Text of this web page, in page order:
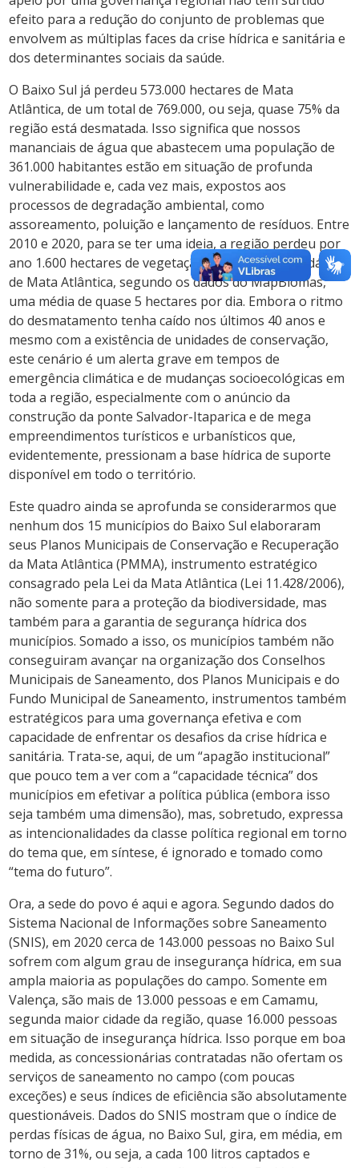
efeito para a redução do conjunto de problemas que
envolvem as múltiplas faces da crise hídrica e sanitária e
dos determinantes sociais da saúde.
O Baixo Sul já perdeu 573.000 hectares de Mata
Atlântica, de um total de 769.000, ou seja, quase 75% da
região está desmatada. Isso significa que nossos
mananciais de água que abastecem uma população de
361.000 habitantes estão em situação de profunda
vulnerabilidade e, cada vez mais, expostos aos
processos de degradação ambiental, como
assoreamento, poluição e lançamento de resíduos. Entre
2010 e 2020, para se ter uma ideia, a região perdeu por
ano 1.600 hectares de vegetação primária e secundária
de Mata Atlântica, segundo os dados do MapBiomas,
uma média de quase 5 hectares por dia. Embora o ritmo
do desmatamento tenha caído nos últimos 40 anos e
mesmo com a existência de unidades de conservação,
este cenário é um alerta grave em tempos de
emergência climática e de mudanças socioecológicas em
toda a região, especialmente com o anúncio da
construção da ponte Salvador-Itaparica e de mega
empreendimentos turísticos e urbanísticos que,
evidentemente, pressionam a base hídrica de suporte
disponível em todo o território.
Este quadro ainda se aprofunda se considerarmos que
nenhum dos 15 municípios do Baixo Sul elaboraram
seus Planos Municipais de Conservação e Recuperação
da Mata Atlântica (PMMA), instrumento estratégico
consagrado pela Lei da Mata Atlântica (Lei 11.428/2006),
não somente para a proteção da biodiversidade, mas
também para a garantia de segurança hídrica dos
municípios. Somado a isso, os municípios também não
conseguiram avançar na organização dos Conselhos
Municipais de Saneamento, dos Planos Municipais e do
Fundo Municipal de Saneamento, instrumentos também
estratégicos para uma governança efetiva e com
capacidade de enfrentar os desafios da crise hídrica e
sanitária. Trata-se, aqui, de um “apagão institucional”
que pouco tem a ver com a “capacidade técnica” dos
municípios em efetivar a política pública (embora isso
seja também uma dimensão), mas, sobretudo, expressa
as intencionalidades da classe política regional em torno
do tema que, em síntese, é ignorado e tomado como
“tema do futuro”.
Ora, a sede do povo é aqui e agora. Segundo dados do
Sistema Nacional de Informações sobre Saneamento
(SNIS), em 2020 cerca de 143.000 pessoas no Baixo Sul
sofrem com algum grau de insegurança hídrica, em sua
ampla maioria as populações do campo. Somente em
Valença, são mais de 13.000 pessoas e em Camamu,
segunda maior cidade da região, quase 16.000 pessoas
em situação de insegurança hídrica. Isso porque em boa
medida, as concessionárias contratadas não ofertam os
serviços de saneamento no campo (com poucas
exceções) e seus índices de eficiência são absolutamente
questionáveis. Dados do SNIS mostram que o índice de
perdas físicas de água, no Baixo Sul, gira, em média, em
torno de 31%, ou seja, a cada 100 litros captados e